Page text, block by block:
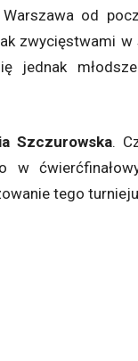
od
zwycięstwami
jednak
Szczurowska.
w
tego